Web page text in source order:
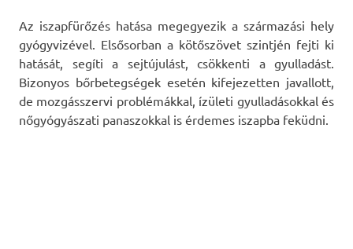
Az iszapfürőzés hatása megegyezik a származási hely
gyógyvizével. Elsősorban a kötőszövet szintjén fejti ki
hatását, segíti a sejtújulást, csökkenti a gyulladást.
Bizonyos bőrbetegségek esetén kifejezetten javallott,
de mozgásszervi problémákkal, ízületi gyulladásokkal és
nőgyógyászati panaszokkal is érdemes iszapba feküdni.